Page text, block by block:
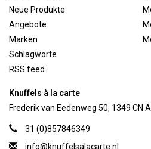
Neue Produkte
Angebote
Marken
Schlagworte
RSS feed
Knuffels à la carte
Frederik van Eedenweg 50, 1349 CN
31 (0)857846349
info@knuffelsalacarte.nl